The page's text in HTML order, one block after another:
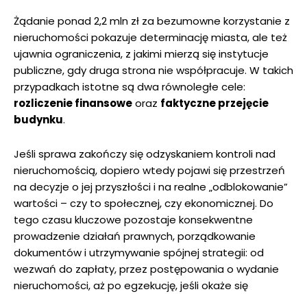
Żądanie ponad 2,2 mln zł za bezumowne korzystanie z
nieruchomości pokazuje determinację miasta, ale też
ujawnia ograniczenia, z jakimi mierzą się instytucje
publiczne, gdy druga strona nie współpracuje. W takich
przypadkach istotne są dwa równoległe cele:
rozliczenie finansoweoraz faktyczne przejęcie
budynku.
Jeśli sprawa zakończy się odzyskaniem kontroli nad
nieruchomością, dopiero wtedy pojawi się przestrzeń
na decyzje o jej przyszłości i na realne „odblokowanie”
wartości – czy to społecznej, czy ekonomicznej. Do
tego czasu kluczowe pozostaje konsekwentne
prowadzenie działań prawnych, porządkowanie
dokumentów i utrzymywanie spójnej strategii: od
wezwań do zapłaty, przez postępowania o wydanie
nieruchomości, aż po egzekucję, jeśli okaże się